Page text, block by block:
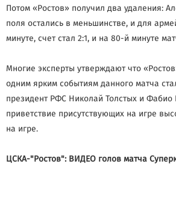
Потом «Ростов» получил два удаления:
поля остались в меньшинстве, и для
минуте, счет стал 2:1, и на 80-й минуте
Многие эксперты утверждают что
одним ярким событиям данного матча
президент РФС Николай Толстых и
приветствие присутствующих на игре
на игре.
ЦСКА-"Ростов": ВИДЕО голов матча